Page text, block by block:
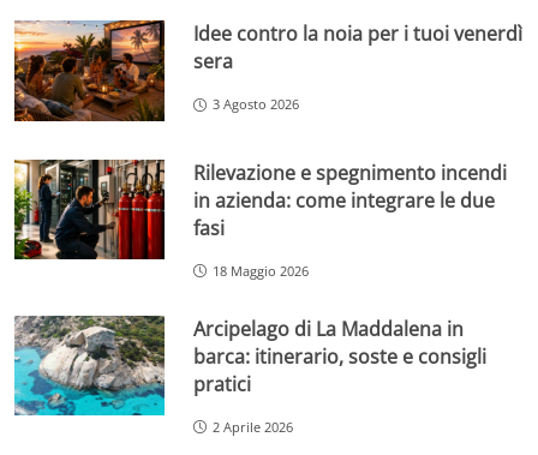
Idee contro la noia per i tuoi venerdì
sera
3 Agosto 2026
Rilevazione e spegnimento incendi
in azienda: come integrare le due
fasi
18 Maggio 2026
Arcipelago di La Maddalena in
barca: itinerario, soste e consigli
pratici
2 Aprile 2026